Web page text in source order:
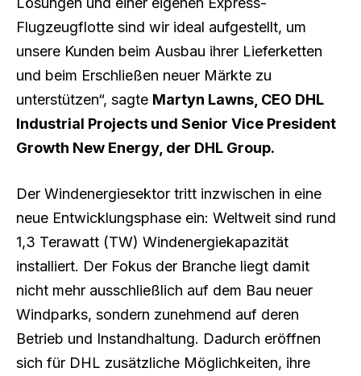
Flugzeugflotte sind wir ideal aufgestellt, um
unsere Kunden beim Ausbau ihrer Lieferketten
und beim Erschließen neuer Märkte zu
unterstützen“, sagte Martyn Lawns, CEO DHL
Industrial Projects und Senior Vice President
Growth New Energy, der DHL Group.
Der Windenergiesektor tritt inzwischen in eine
neue Entwicklungsphase ein: Weltweit sind rund
1,3 Terawatt (TW) Windenergiekapazität
installiert. Der Fokus der Branche liegt damit
nicht mehr ausschließlich auf dem Bau neuer
Windparks, sondern zunehmend auf deren
Betrieb und Instandhaltung. Dadurch eröffnen
sich für DHL zusätzliche Möglichkeiten, ihre